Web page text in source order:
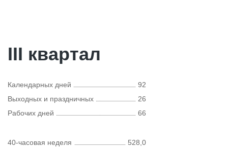
III квартал
Календарных дней
92
Выходных и праздничных
26
Рабочих дней
66
40-часовая неделя 528,0